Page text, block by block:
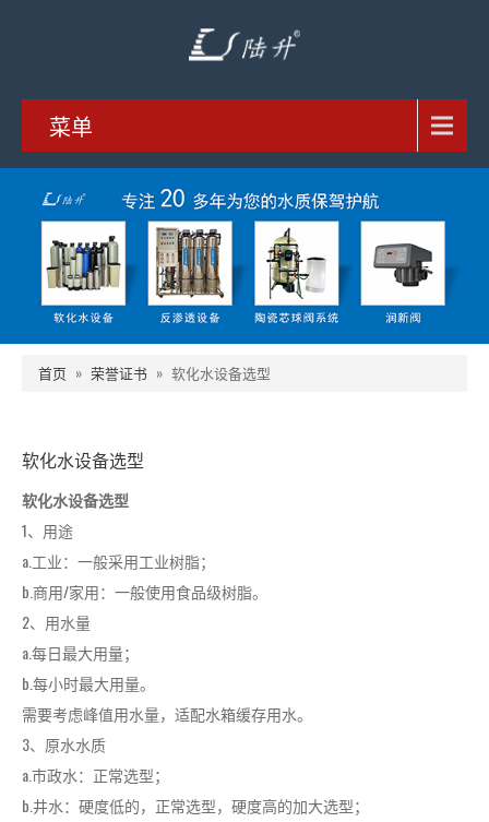
菜单
首页 » 荣誉证书 » 软化水设备选型
软化水设备选型
软化水设备选型
1、用途
a.工业：一般采用工业树脂；
b.商用/家用：一般使用食品级树脂。
2、用水量
a.每日最大用量；
b.每小时最大用量。
需要考虑峰值用水量，适配水箱缓存用水。
3、原水水质
a.市政水：正常选型；
b.井水：硬度低的，正常选型，硬度高的加大选型；